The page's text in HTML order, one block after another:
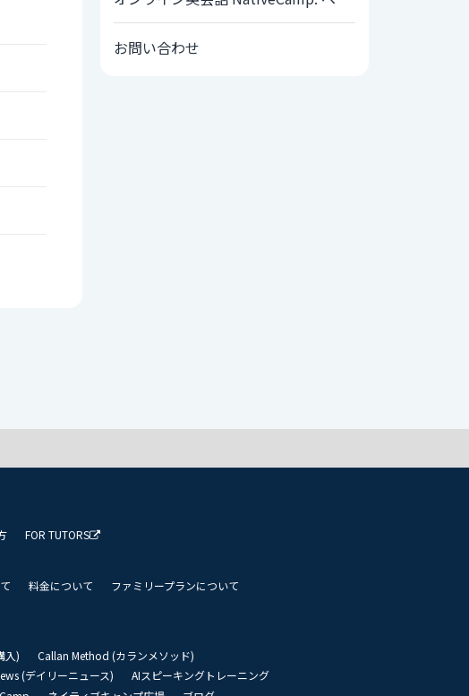
お問い合わせ
FOR TUTORS
料金について
ファミリープランについて
入)
Callan Method (カランメソッド)
(デイリーニュース)
AIスピーキングトレーニング